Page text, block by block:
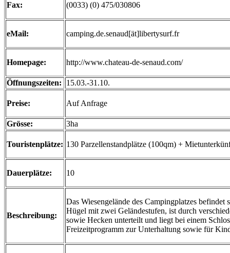
Fax: (0033) (0) 475/030806
eMail: camping.de.senaud[ät]libertysurf.fr
Homepage: http://www.chateau-de-senaud.com/
Öffnungszeiten: 15.03.-31.10.
Preise: Auf Anfrage
Grösse: 3ha
Touristenplätze: 130 Parzellenstandplätze (100qm) +
Dauerplätze: 10
Beschreibung:
Das Wiesengelände des Campingplatzes befindet
Hügel mit zwei Geländestufen, ist durch
sowie Hecken unterteilt und liegt bei einem
Freizeitprogramm zur Unterhaltung sowie für